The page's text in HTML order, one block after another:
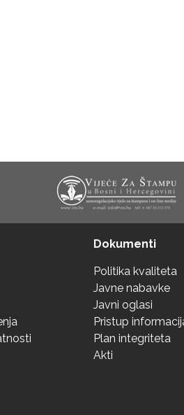
Dokumenti
Politika kvaliteta
Javne nabavke
Javni oglasi
Pristup
Plan integriteta
Akti